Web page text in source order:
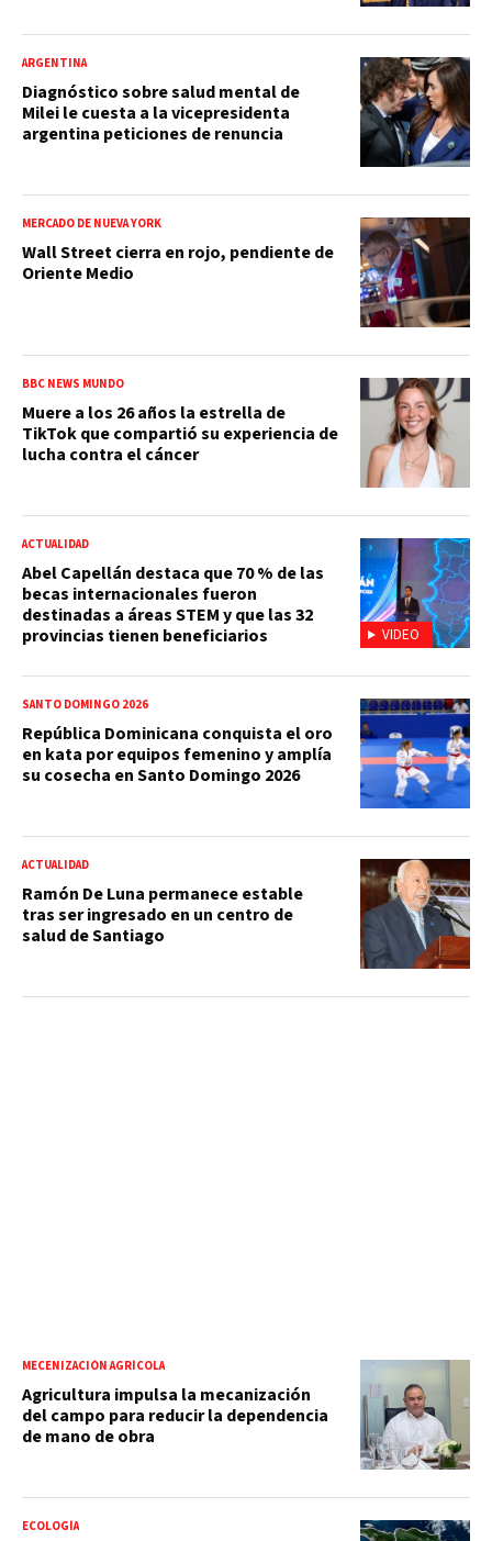
ARGENTINA
Diagnóstico sobre salud mental de
Milei le cuesta a la vicepresidenta
argentina peticiones de renuncia
MERCADO DE NUEVA YORK
Wall Street cierra en rojo, pendiente de
Oriente Medio
BBC NEWS MUNDO
Muere a los 26 años la estrella de
TikTok que compartió su experiencia de
lucha contra el cáncer
VIDEO
ACTUALIDAD
Abel Capellán destaca que 70 % de las
becas internacionales fueron
destinadas a áreas STEM y que las 32
provincias tienen beneficiarios
SANTO DOMINGO 2026
República Dominicana conquista el oro
en kata por equipos femenino y amplía
su cosecha en Santo Domingo 2026
ACTUALIDAD
Ramón De Luna permanece estable
tras ser ingresado en un centro de
salud de Santiago
MECENIZACIÓN AGRÍCOLA
Agricultura impulsa la mecanización
del campo para reducir la dependencia
de mano de obra
ECOLOGÍA